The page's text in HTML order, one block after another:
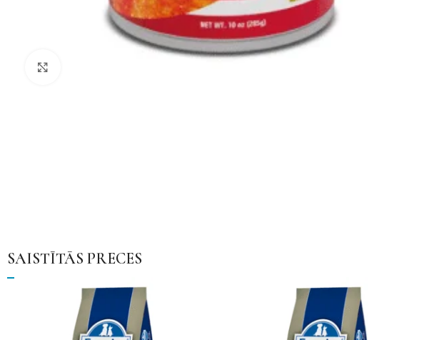
SAISTĪTĀS PRECES